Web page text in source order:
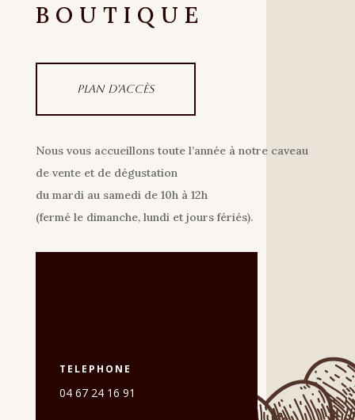
BOUTIQUE
Plan d'accès
Nous vous accueillons toute l’année à notre caveau
de vente et de dégustation
du mardi au samedi de 10h à 12h
(fermé le dimanche, lundi et jours fériés).
TELEPHONE
04 67 24 16 91